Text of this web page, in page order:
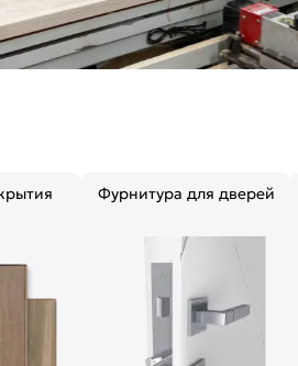
Фурнитура для дверей